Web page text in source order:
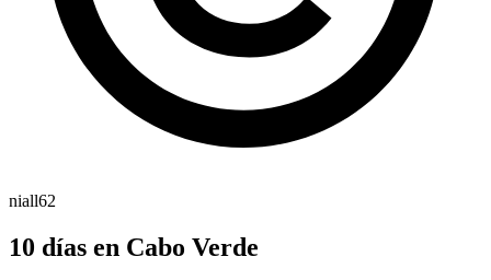
niall62
10 días en Cabo Verde